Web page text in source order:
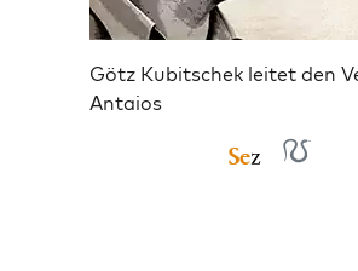
Götz Kubitschek leitet den
Antaios